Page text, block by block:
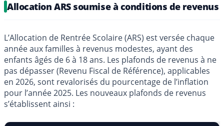
Allocation ARS soumise à conditions de revenus
L’Allocation de Rentrée Scolaire (ARS) est versée chaque
année aux familles à revenus modestes, ayant des
enfants âgés de 6 à 18 ans. Les plafonds de revenus à ne
pas dépasser (Revenu Fiscal de Référence), applicables
en 2026, sont revalorisés du pourcentage de l’inflation
pour l’année 2025. Les nouveaux plafonds de revenus
s’établissent ainsi :